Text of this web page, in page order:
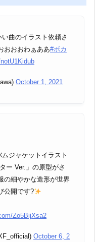
曲のイラスト依頼さ
おおおわぁああ#ボカ
October 1, 2021
ジャケットイラスト
ー Ver.」の原型がさ
の細やかな造形が世界
公開です?
Zo5BijXsa2
October 6, 2